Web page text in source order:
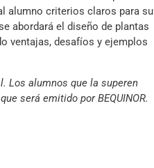
alumno criterios claros para su
abordará el diseño de plantas
ventajas, desafíos y ejemplos
Los alumnos que la superen
será emitido por BEQUINOR.